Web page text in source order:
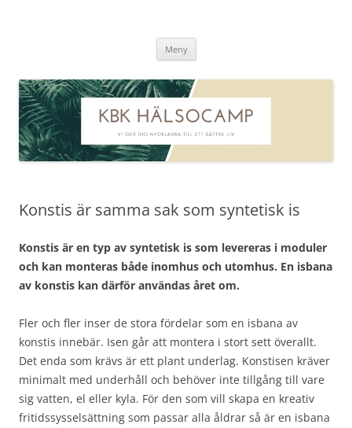
Meny Hoppa
innehåll
Konstis är samma sak som syntetisk is
Konstis är en typ av syntetisk is som levereras i moduler
och kan monteras både inomhus och utomhus. En isbana
av konstis kan därför användas året om.
Fler och fler inser de stora fördelar som en isbana av
konstis innebär. Isen går att montera i stort sett överallt.
Det enda som krävs är ett plant underlag. Konstisen kräver
minimalt med underhåll och behöver inte tillgång till vare
sig vatten, el eller kyla. För den som vill skapa en kreativ
fritidssysselsättning som passar alla åldrar så är en isbana